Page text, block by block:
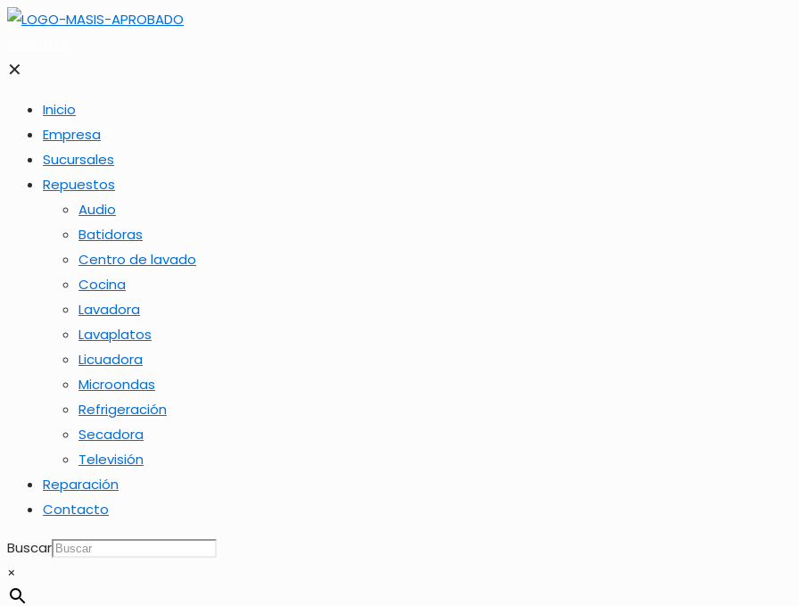
✕
Inicio
Empresa
Sucursales
Repuestos
Audio
Batidoras
Centro de lavado
Cocina
Lavadora
Lavaplatos
Licuadora
Microondas
Refrigeración
Secadora
Televisión
Reparación
Contacto
Buscar
×